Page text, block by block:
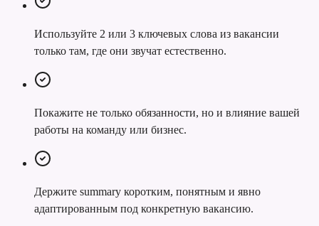
Используйте 2 или 3 ключевых слова из вакансии
только там, где они звучат естественно.
Покажите не только обязанности, но и влияние вашей
работы на команду или бизнес.
Держите summary коротким, понятным и явно
адаптированным под конкретную вакансию.